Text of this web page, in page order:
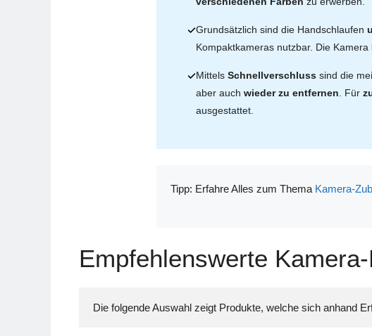
Grundsätzlich sind die Handschlaufen
Kompaktkameras nutzbar. Die
MittelsSchnellverschlusssind die
aber auchwieder zu entfernen . Für
ausgestattet.
Tipp: Erfahre Alles zum Thema Kamera-
Empfehlenswerte